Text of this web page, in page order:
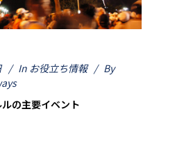
In お役立ち情報
By
の主要イベント